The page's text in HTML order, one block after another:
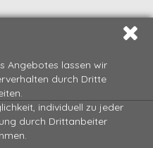
Angebotes lassen wir
durch Dritte
individuell zu jeder
durch Drittanbeiter